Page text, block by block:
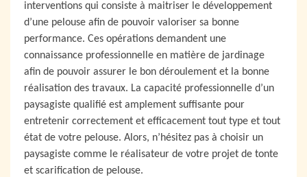
interventions qui consiste à maitriser le développement
d’une pelouse afin de pouvoir valoriser sa bonne
performance. Ces opérations demandent une
connaissance professionnelle en matière de jardinage
afin de pouvoir assurer le bon déroulement et la bonne
réalisation des travaux. La capacité professionnelle d’un
paysagiste qualifié est amplement suffisante pour
entretenir correctement et efficacement tout type et tout
état de votre pelouse. Alors, n’hésitez pas à choisir un
paysagiste comme le réalisateur de votre projet de tonte
et scarification de pelouse.